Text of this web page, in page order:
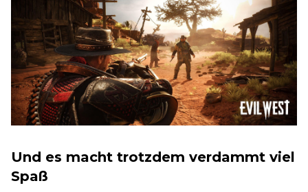
Und es macht trotzdem verdammt viel
Spaß